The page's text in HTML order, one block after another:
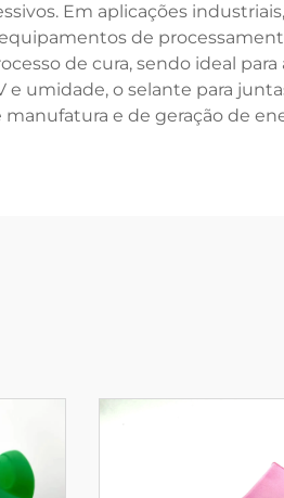
Em aplicações
de
de cura, sendo ideal para
umidade, o selante para
e de geração de